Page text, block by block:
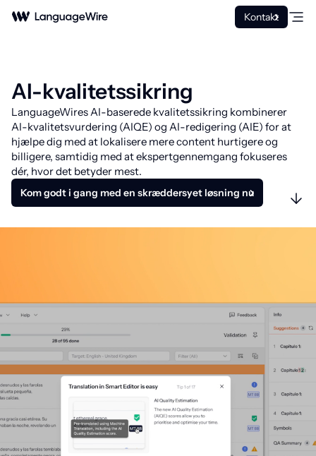
Kontakt
AI-kvalitetssikring
LanguageWires AI-baserede kvalitetssikring kombinerer
AI-kvalitetsvurdering (AIQE) og AI-redigering (AIE) for at
hjælpe dig med at lokalisere mere content hurtigere og
billigere, samtidig med at ekspertgennemgang fokuseres
dér, hvor det betyder mest.
Kom godt i gang med en skræddersyet løsning nu